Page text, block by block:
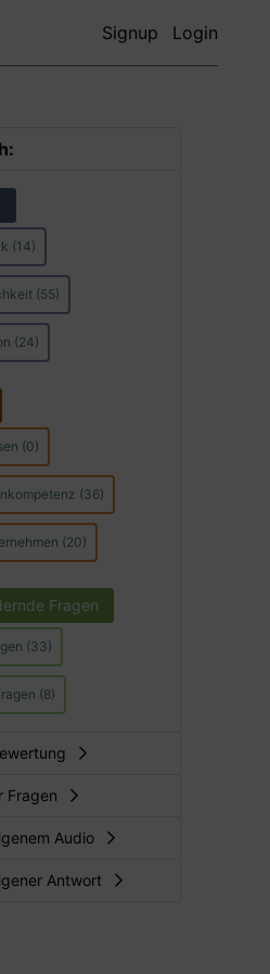
Signup Login
(14)
(55)
(24)
(0)
(36)
(20)
Fragen
(33)
(8)
Fragen
Audio
Antwort